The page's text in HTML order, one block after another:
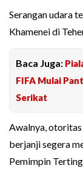
Serangan udara
Khamenei di
Baca Juga:
FIFA Mulai
Serikat
Awalnya,
berjanji segera
Pemimpin